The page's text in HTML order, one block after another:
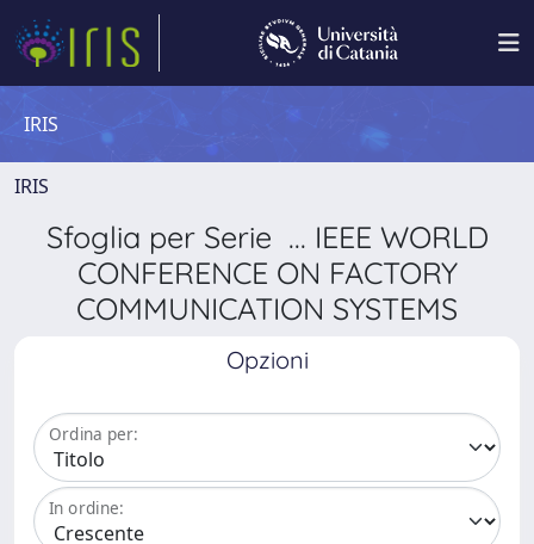
IRIS
IRIS
Sfoglia per Serie ... IEEE WORLD
CONFERENCE ON FACTORY
COMMUNICATION SYSTEMS
Opzioni
Ordina per:
In ordine: